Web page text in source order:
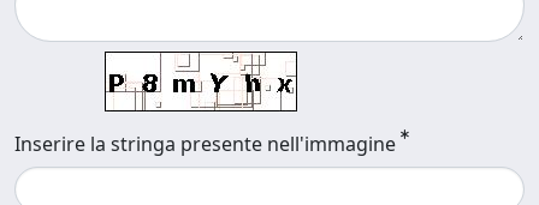
Inserire la stringa presente nell'immagine